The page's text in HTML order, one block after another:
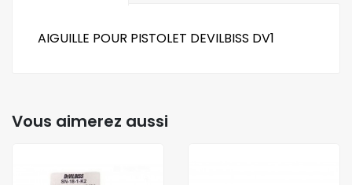
AIGUILLE POUR PISTOLET DEVILBISS DV1
Vous aimerez aussi